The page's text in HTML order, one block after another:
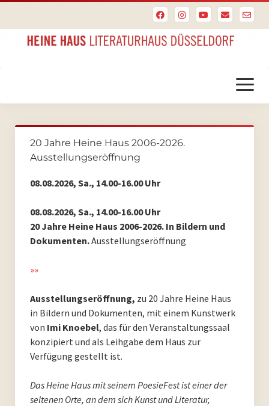
Menü
öffnen
Startseite
PoesieFest
PoesieFest 2024
PoesieFest 2023
PoesieFest 2022
PoesieFest 2021
PoesieFest 2020. Das 10. Jahr.
PoesieFest 2019
PoesieFest 2018
PoesieFest 2017
20 Jahre Heine Haus 2006-2026.
Ausstellungseröffnung
08.08.2026, Sa., 14.00-16.00 Uhr
08.08.2026, Sa., 14.00-16.00 Uhr
20 Jahre Heine Haus 2006-2026. In Bildern und
Dokumenten.Ausstellungseröffnung
»»
Ausstellungseröffnung, zu 20 Jahre Heine Haus
in Bildern und Dokumenten, mit einem Kunstwerk
von Imi Knoebel, das für den Veranstaltungssaal
konzipiert und als Leihgabe dem Haus zur
Verfügung gestellt ist.
Das Heine Haus mit seinem PoesieFest ist einer der
seltenen Orte, an dem sich Kunst und Literatur,